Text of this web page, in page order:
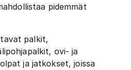
pidemmät
palkit,
ovi- ja
ja jatkokset, joissa